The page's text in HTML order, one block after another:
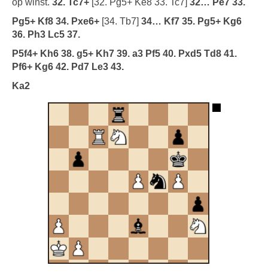
op winst. 32. Tc7+ [32. Pg5+ Ke8 33. Tc7] 32… Pe7 33.
Pg5+ Kf8 34. Pxe6+ [34. Tb7] 34… Kf7 35. Pg5+ Kg6
36. Ph3 Lc5 37.
P5f4+ Kh6 38. g5+ Kh7 39. a3 Pf5 40. Pxd5 Td8 41.
Pf6+ Kg6 42. Pd7 Le3 43.
Ka2